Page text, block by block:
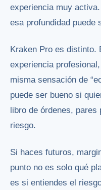
experiencia muy
esa profundidad puede
Kraken Pro es distinto.
experiencia
misma sensación de
puede ser bueno si
libro de órdenes,
riesgo.
Si haces futuros,
punto no es solo qué
es si entiendes el